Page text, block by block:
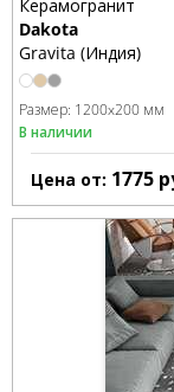
Керамогранит
Dakota
Gravita (Индия)
Размер: 1200x200 мм
В наличии
Цена от: 1775